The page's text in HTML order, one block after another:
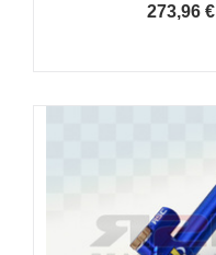
273,96 €